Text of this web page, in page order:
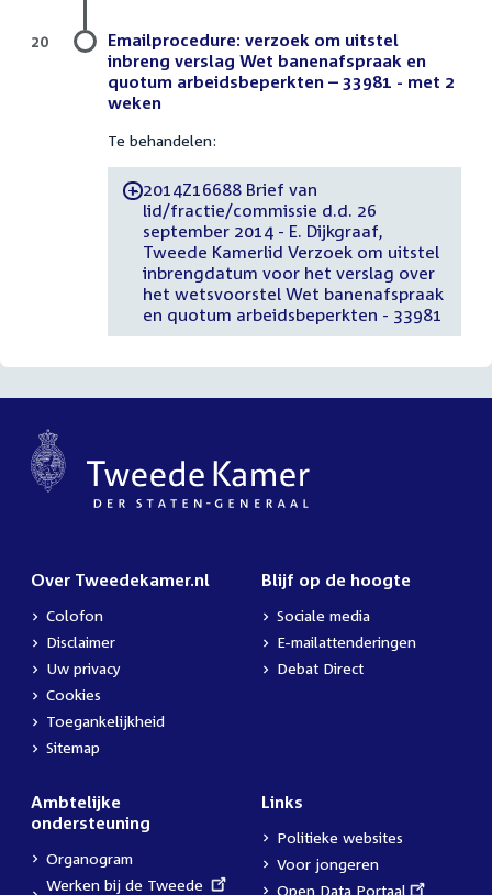
Emailprocedure: verzoek om uitstel
inbreng verslag Wet banenafspraak en
quotum arbeidsbeperkten – 33981 - met 2
weken
Te behandelen:
-2014Z16688 Brief van
lid/fractie/commissie d.d. 26
september 2014 - E. Dijkgraaf,
Tweede Kamerlid Verzoek om uitstel
inbrengdatum voor het verslag over
het wetsvoorstel Wet banenafspraak
en quotum arbeidsbeperkten - 33981
20
Over Tweedekamer.nl
Colofon
Disclaimer
Uw privacy
Cookies
Toegankelijkheid
Sitemap
Blijf op de hoogte
Sociale media
E-mailattenderingen
Debat Direct
Ambtelijke
ondersteuning
Organogram
External
Werken bij de Tweede
Links
Politieke websites
Voor jongeren
External
Open Data Portaal